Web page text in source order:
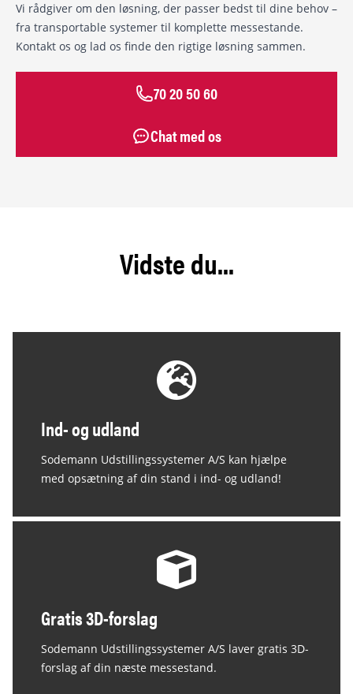
Vi rådgiver om den løsning, der passer bedst til dine behov –
fra transportable systemer til komplette messestande.
Kontakt os og lad os finde den rigtige løsning sammen.
70 20 50 60
Chat med os
Vidste du...
Ind- og udland
Sodemann Udstillingssystemer A/S kan hjælpe
med opsætning af din stand i ind- og udland!
Gratis 3D-forslag
Sodemann Udstillingssystemer A/S laver gratis 3D-
forslag af din næste messestand.